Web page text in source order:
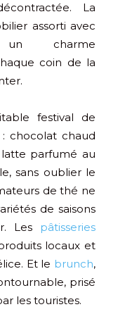
La
assorti avec
un charme
coin de la
festival de
chocolat chaud
parfumé au
sans oublier le
de thé ne
de saisons
Les pâtisseries
locaux et
Et le brunch,
prisé
les touristes.